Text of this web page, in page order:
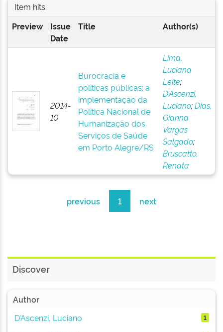
Item hits:
Preview
Issue
Date
Title Author(s)
2014-
10
Burocracia e
políticas públicas: a
implementação da
Política Nacional de
Humanização dos
Serviços de Saúde
em Porto Alegre/RS
Lima,
Luciana
Leite;
D’Ascenzi,
Luciano;Dias,
Gianna
Vargas
Salgado;
Bruscatto,
Renata
previous 1 next
Discover
Author
D’Ascenzi, Luciano
1